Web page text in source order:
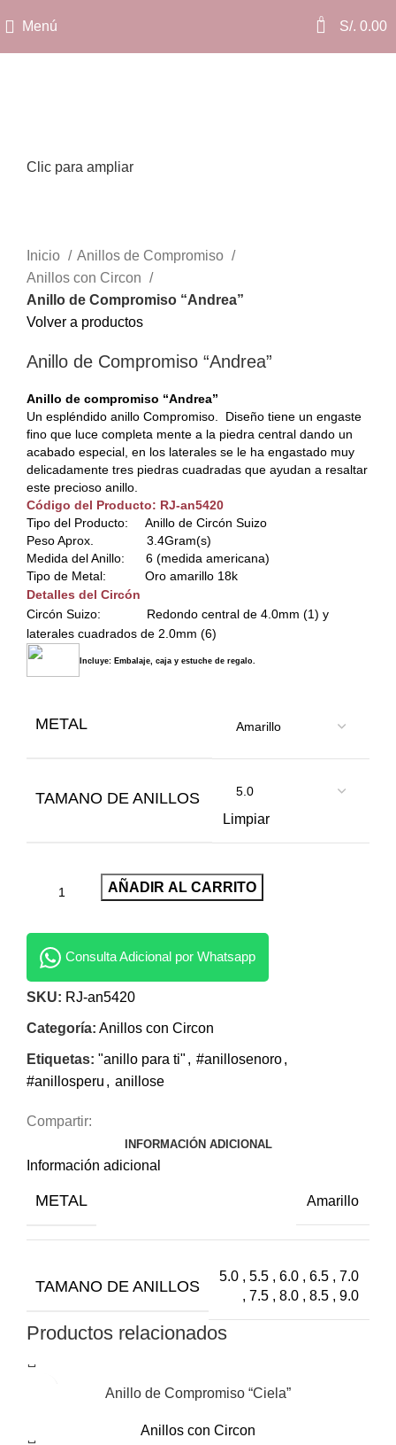
Menú 0 S/. 0.00
Clic para ampliar
Inicio
Anillos de Compromiso
Anillos con Circon
Anillo de Compromiso “Andrea”
Volver a productos
Anillo de Compromiso “Andrea”
Anillo de compromiso “Andrea”
Un espléndido anillo Compromiso. Diseño tiene un engaste
fino que luce completa mente a la piedra central dando un
acabado especial, en los laterales se le ha engastado muy
delicadamente tres piedras cuadradas que ayudan a resaltar
este precioso anillo.
Código del Producto: RJ-an5420
Tipo del Producto: Anillo de Circón Suizo
Peso Aprox. 3.4Gram(s)
Medida del Anillo: 6 (medida americana)
Tipo de Metal: Oro amarillo 18k
Detalles del Circón
Circón Suizo: Redondo central de 4.0mm (1) y
laterales cuadrados de 2.0mm (6)
Incluye: Embalaje, caja y estuche de regalo.
METAL
TAMANO DE ANILLOS
Limpiar
AÑADIR AL CARRITO
Consulta Adicional por Whatsapp
SKU: RJ-an5420
Categoría: Anillos con Circon
Etiquetas: "anillo para ti" , #anillosenoro,
#anillosperu , anillose
Compartir:
INFORMACIÓN ADICIONAL
Información adicional
METAL Amarillo
TAMANO DE ANILLOS
5.0 , 5.5 , 6.0 , 6.5 , 7.0
, 7.5 , 8.0 , 8.5 , 9.0
Productos relacionados
Anillo de Compromiso “Ciela”
Anillos con Circon